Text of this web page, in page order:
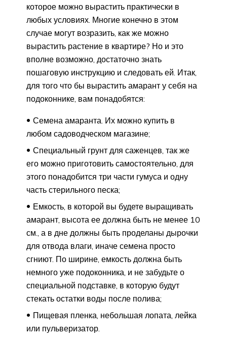
которое можно вырастить практически в
любых условиях. Многие конечно в этом
случае могут возразить, как же можно
вырастить растение в квартире? Но и это
вполне возможно, достаточно знать
пошаговую инструкцию и следовать ей. Итак,
для того что бы вырастить амарант у себя на
подоконнике, вам понадобятся:
Семена амаранта. Их можно купить в
любом садоводческом магазине;
Специальный грунт для саженцев, так же
его можно приготовить самостоятельно, для
этого понадобится три части гумуса и одну
часть стерильного песка;
Емкость, в которой вы будете выращивать
амарант, высота ее должна быть не менее 10
см., а в дне должны быть проделаны дырочки
для отвода влаги, иначе семена просто
сгниют. По ширине, емкость должна быть
немного уже подоконника, и не забудьте о
специальной подставке, в которую будут
стекать остатки воды после полива;
Пищевая пленка, небольшая лопата, лейка
или пульверизатор.